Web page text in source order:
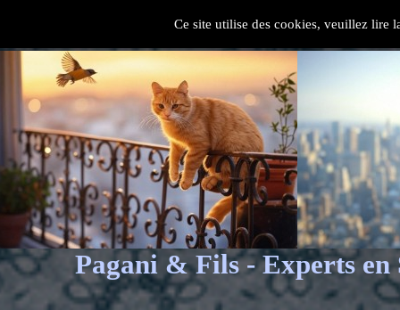
Ce site utilise des cookies, veuillez lire
Pagani & Fils - Experts en